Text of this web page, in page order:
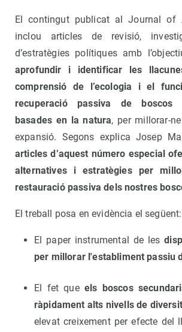
El contingut publicat al Journal of
inclou articles de revisió,
d’estratègies polítiques amb
aprofundir i identificar les
comprensió de l’ecologia i el
recuperació passiva de boscos
basades en la natura, per millorar-
expansió. Segons explica Josep
articles d’aquest número especial
alternatives i estratègies per
restauració passiva dels nostres
El treball posa en evidència el següent:
El paper instrumental de les
per millorar l'establiment passiu
El fet queels boscos
ràpidament alts nivells de
elevat creixement per efecte del